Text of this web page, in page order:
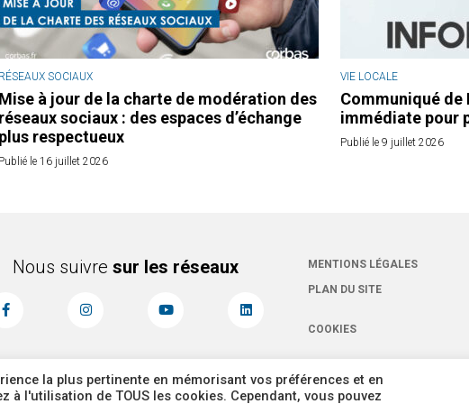
RÉSEAUX SOCIAUX
Mise à jour de la charte de modération des
réseaux sociaux : des espaces d’échange
plus respectueux
Publié le 16 juillet 2026
VIE LOCALE
Communiqué de
immédiate pour
Publié le 9 juillet 2026
Nous suivresur les réseaux
MENTIONS LÉGALES
PLAN DU SITE
COOKIES
la plus pertinente en mémorisant vos préférences et en
à l'utilisation de TOUS les cookies. Cependant, vous pouvez